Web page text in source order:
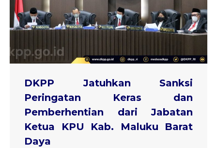
DKPP Jatuhkan Sanksi
Peringatan Keras dan
Pemberhentian dari Jabatan
Ketua KPU Kab. Maluku Barat
Daya